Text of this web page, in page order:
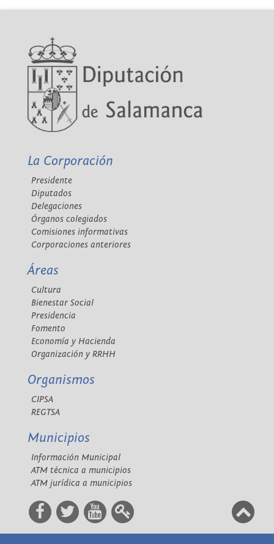
La Corporación
Presidente
Diputados
Delegaciones
Órganos colegiados
Comisiones informativas
Corporaciones anteriores
Áreas
Cultura
Bienestar Social
Presidencia
Fomento
Economía y Hacienda
Organización y RRHH
Organismos
CIPSA
REGTSA
Municipios
Información Municipal
ATM técnica a municipios
ATM jurídica a municipios